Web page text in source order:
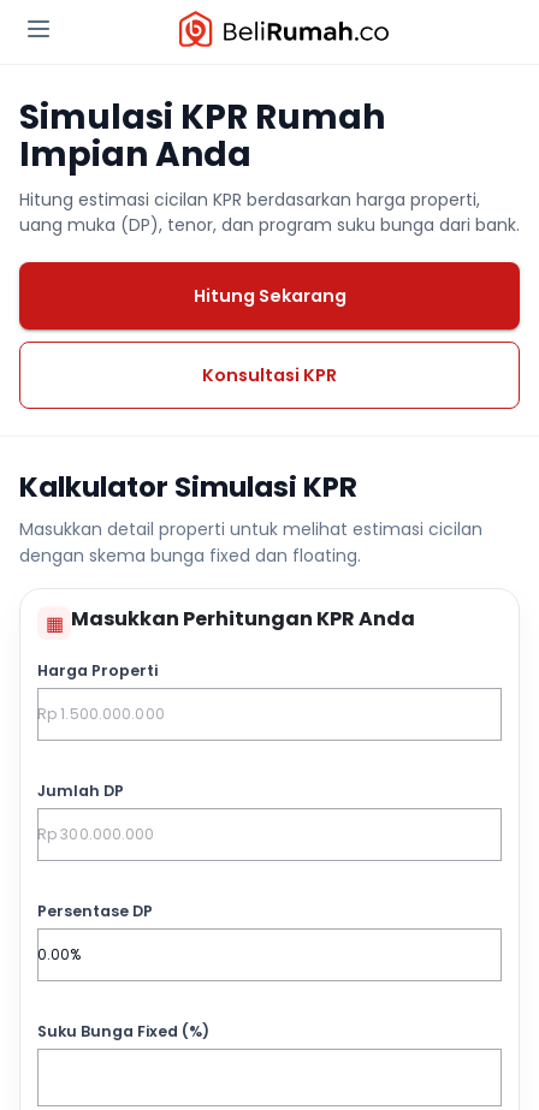
Simulasi KPR Rumah
Impian Anda
Hitung estimasi cicilan KPR berdasarkan harga properti,
uang muka (DP), tenor, dan program suku bunga dari bank.
Hitung Sekarang
Konsultasi KPR
Kalkulator Simulasi KPR
Masukkan detail properti untuk melihat estimasi cicilan
dengan skema bunga fixed dan floating.
▦ Masukkan Perhitungan KPR Anda
Harga Properti
Jumlah DP
Persentase DP
Suku Bunga Fixed (%)